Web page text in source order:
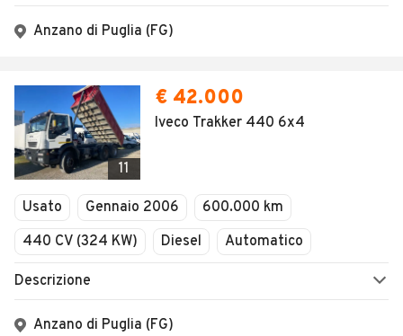
Anzano di Puglia (FG)
11
€ 42.000
Iveco Trakker 440 6x4
Usato Gennaio 2006
600.000 km
440 CV (324 KW)
Diesel Automatico
Descrizione
Anzano di Puglia (FG)